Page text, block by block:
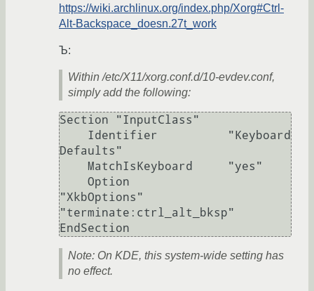
https://wiki.archlinux.org/index.php/Xorg#Ctrl-
Alt-Backspace_doesn.27t_work
Ъ:
Within /etc/X11/xorg.conf.d/10-evdev.conf,
simply add the following:
Section "InputClass"
Defaults"
"XkbOptions"
"terminate:ctrl_alt_bksp"
EndSection
Note: On KDE, this system-wide setting has
no effect.